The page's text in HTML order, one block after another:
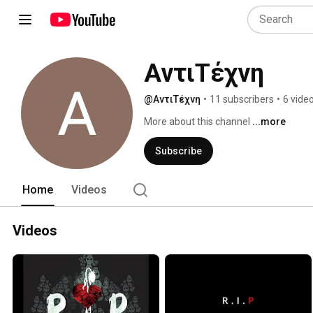
ΑντιΤέχνη
@ΑντιΤέχνη • 11 subscribers • 6
More about this channel ...more
Subscribe
Home Videos
Videos